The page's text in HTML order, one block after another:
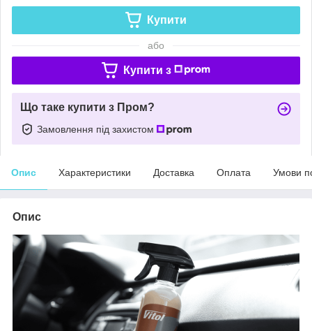
Купити
або
Купити з
Що таке купити з Пром?
Замовлення під захистом
Опис Характеристики Доставка Оплата Умови
Опис